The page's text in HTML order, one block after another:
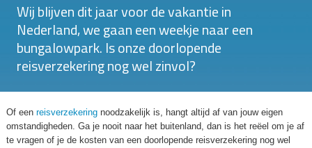
Wij blijven dit jaar voor de vakantie in
Nederland, we gaan een weekje naar een
bungalowpark. Is onze doorlopende
reisverzekering nog wel zinvol?
Of een reisverzekering noodzakelijk is, hangt altijd af van jouw eigen
omstandigheden. Ga je nooit naar het buitenland, dan is het reëel om je af
te vragen of je de kosten van een doorlopende reisverzekering nog wel